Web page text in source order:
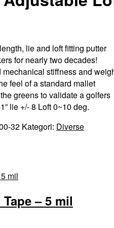
lie and loft fitting putter
for nearly two decades!
stiffness and
feel of a standard mallet
greens to validate a golfers
lie +/- 8 Loft 0~10 deg.
32 Kategori: Diverse
– 5 mil